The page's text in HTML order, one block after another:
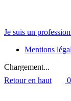
Je suis un
Mentions
Chargement...
Retour en haut